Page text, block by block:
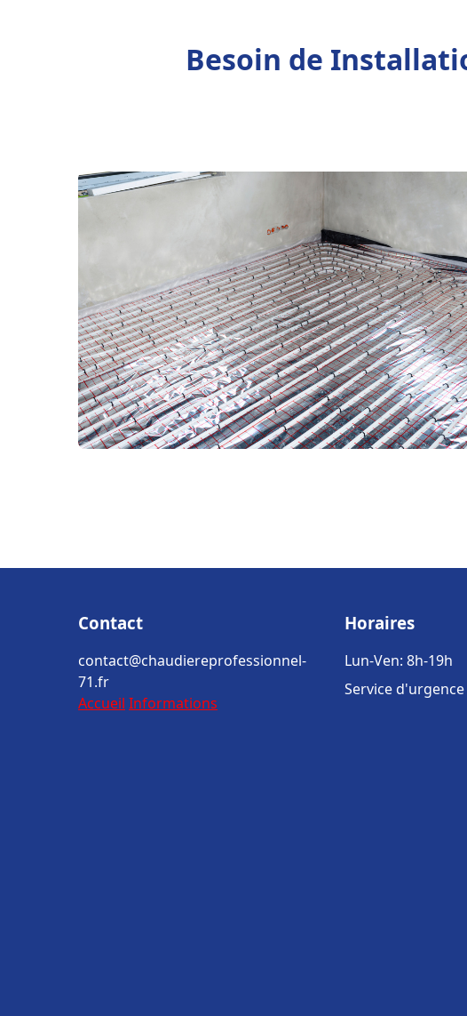
Besoin de
Contact
contact@chaudiereprofessionnel-
71.fr
Accueil Informations
Horaires
Lun-Ven: 8h-19h
Service